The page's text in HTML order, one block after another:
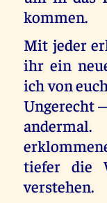
kommen.
Mit jeder
ihr ein
ich von
Ungerecht
tiefer die
verstehen.